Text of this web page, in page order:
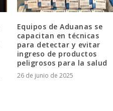
Equipos de Aduanas se
capacitan en técnicas
para detectar y evitar
ingreso de productos
peligrosos para la salud
26 de junio de 2025